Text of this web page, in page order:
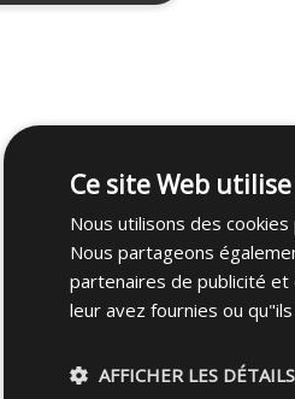
Ce site Web
Nous utilisons des
Nous partageons
partenaires de publicité et
leur avez fournies ou
AFFICHER LES DÉTAILS